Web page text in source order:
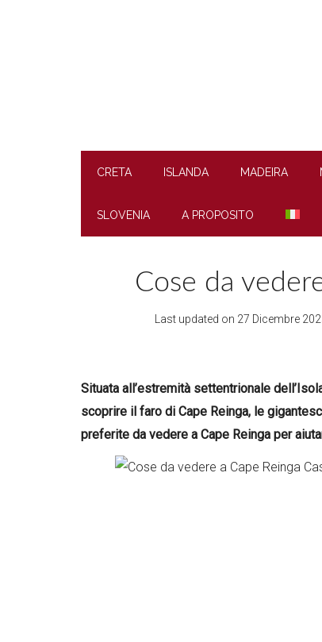
CRETA ISLANDA MADEIRA
SLOVENIA A PROPOSITO
Cose da
Last updated on 27 Dicembre
Situata all’estremità settentrionale
scoprire il faro di Cape Reinga, le
preferite da vedere a Cape Reinga per